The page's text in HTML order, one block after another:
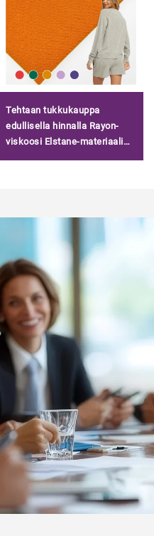
Tehtaan tukkukauppa
edullisella hinnalla Rayon-
viskoosi Elstane-materiaali